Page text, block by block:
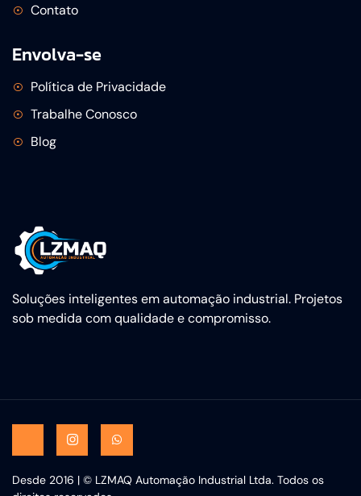
Soluções inteligentes em automação industrial. Projetos
sob medida com qualidade e compromisso.
Contato
Envolva-se
Política de Privacidade
Trabalhe Conosco
Blog
Desde 2016 | © LZMAQ Automação Industrial Ltda. Todos os